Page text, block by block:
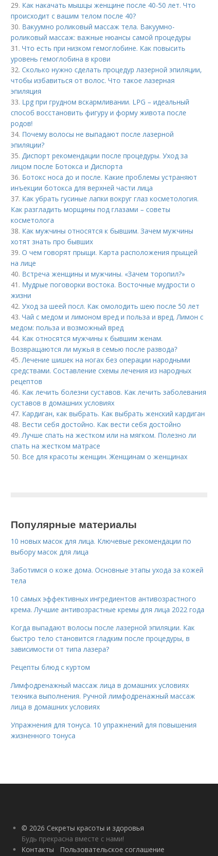
29. Как накачать мышцы женщине после 40-50 лет. Что
происходит с вашим телом после 40?
30. Вакуумно роликовый массаж тела. Вакуумно-
роликовый массаж: важные нюансы самой процедуры
31.Что есть при низком гемоглобине. Как повысить
уровень гемоглобина в крови
32.Сколько нужно сделать процедур лазерной эпиляции,
чтобы избавиться от волос. Что такое лазерная
эпиляция
33. Lpg при грудном вскармливании. LPG – идеальный
способ восстановить фигуру и форму живота после
родов!
34. Почему волосы не выпадают после лазерной
эпиляции?
35.Диспорт рекомендации после процедуры. Уход за
лицом после Ботокса и Диспорта
36. Ботокс носа до и после. Какие проблемы устраняют
инъекции ботокса для верхней части лица
37. Как убрать гусиные лапки вокруг глаз косметология.
Как разгладить морщины под глазами – советы
косметолога
38. Как мужчины относятся к бывшим. Зачем мужчины
хотят знать про бывших
39.О чем говорят прыщи. Карта расположения прыщей
на лице
40. Встреча женщины и мужчины. «Зачем торопил?»
41. Мудрые поговорки востока. Восточные мудрости о
жизни
42.Уход за шеей посл. Как омолодить шею после 50 лет
43.Чай с медом и лимоном вред и польза и вред. Лимон с
медом: польза и возможный вред
44. Как относятся мужчины к бывшим женам.
Возвращаются ли мужья в семью после развода?
45.Лечение шишек на ногах без операции народными
средствами. Составление схемы лечения из народных
рецептов
46. Как лечить болезни суставов. Как лечить заболевания
суставов в домашних условиях
47. Кардиган, как выбрать. Как выбрать женский кардиган
48. Вести себя достойно. Как вести себя достойно
49.Лучше спать на жестком или на мягком. Полезно ли
спать на жестком матрасе
50. Все для красоты женщин. Женщинам о женщинах
Популярные материалы
10 новых масок для лица. Ключевые рекомендации по
выбору масок для лица
Заботимся о коже дома. Основные этапы ухода за кожей
тела
10 самых эффективных ингредиентов антивозрастного
крема. Лучшие антивозрастные кремы для лица 2022 года
Когда выпадают волосы после лазерной эпиляции. Как
быстро тело становится гладким после процедуры, в
зависимости от типа лазера?
Рецепты блюд с куртом
Лимфодренажный массаж лица в домашних условиях
техника выполнения. Ручной лимфодренажный массаж
лица в домашних условиях
Упражнения для тонуса. 10 упражнений для повышения
жизненного тонуса
© 2026 Секреты красоты и здоровья
Будь прекрасна вместе с нами!
Контакты
Пользовательское соглашение